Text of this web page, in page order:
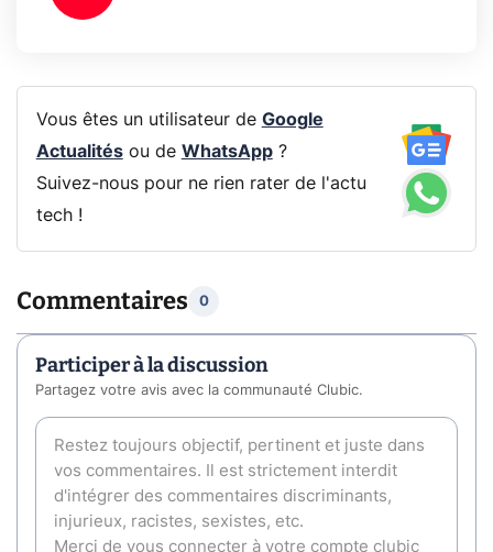
Vous êtes un utilisateur de Google
Actualitésou de WhatsApp?
Suivez-nous pour ne rien rater de l'actu
tech !
Commentaires 0
Participer à la discussion
Partagez votre avis avec la communauté Clubic.